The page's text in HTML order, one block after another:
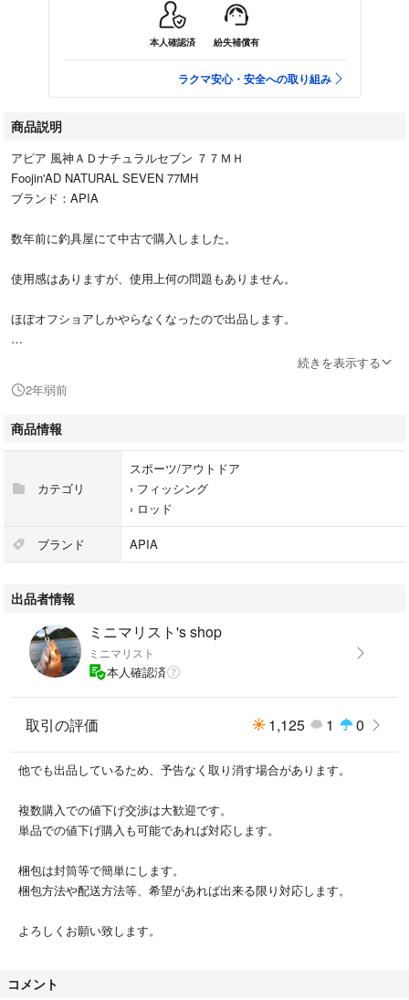
本人確認済 紛失補償有
ラクマ安心・安全への取り組み
商品説明
アピア 風神ＡＤナチュラルセブン ７７ＭＨ
Foojin'AD NATURAL SEVEN 77MH
ブランド：APIA
数年前に釣具屋にて中古で購入しました。
使用感はありますが、使用上何の問題もありません。
ほぼオフショアしかやらなくなったので出品します。
あくまで中古品であることをご理解ください。
よろしくお願い致します。
ルアー:12〜42g
ライン:〜PE2号
続きを表示する
2年弱前
商品情報
カテゴリ
スポーツ/アウトドア
› フィッシング
› ロッド
ブランド APIA
出品者情報
ミニマリスト's shop
ミニマリスト
本人確認済
取引の評価 1,125 1 0
他でも出品しているため、予告なく取り消す場合があります。
複数購入での値下げ交渉は大歓迎です。
単品での値下げ購入も可能であれば対応します。
梱包は封筒等で簡単にします。
梱包方法や配送方法等、希望があれば出来る限り対応します。
よろしくお願い致します。
コメント